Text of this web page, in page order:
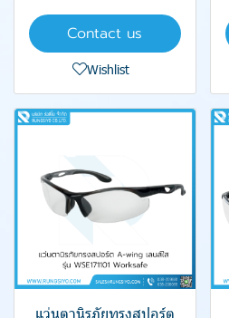
Contact us
Wishlist
แว่นตานิรภัยทรงสปอร์ต